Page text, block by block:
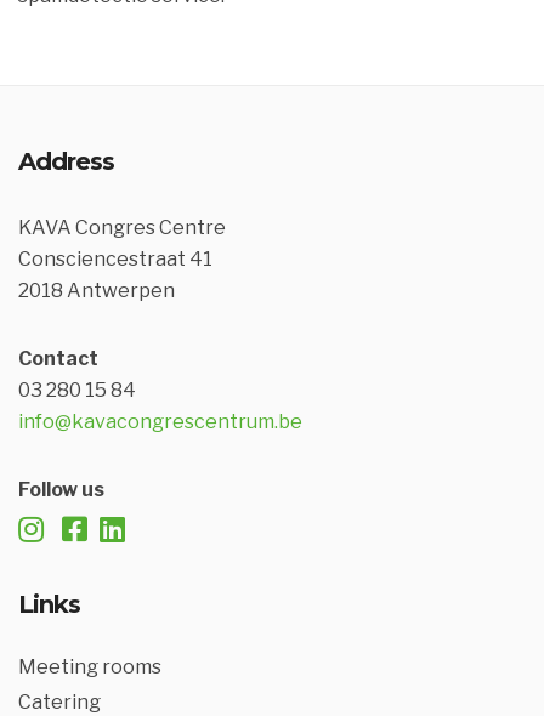
Address
KAVA Congres Centre
Consciencestraat 41
2018 Antwerpen
Contact
03 280 15 84
info@kavacongrescentrum.be
Follow us
Links
Meeting rooms
Catering